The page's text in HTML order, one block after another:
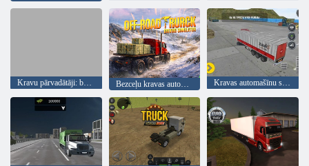
Kravu pārvadātāji: bezceļu kravu pārvadājumi Bezceļu kravas automašīnu braukšanas simulators Kravas automašīnu simulators 17